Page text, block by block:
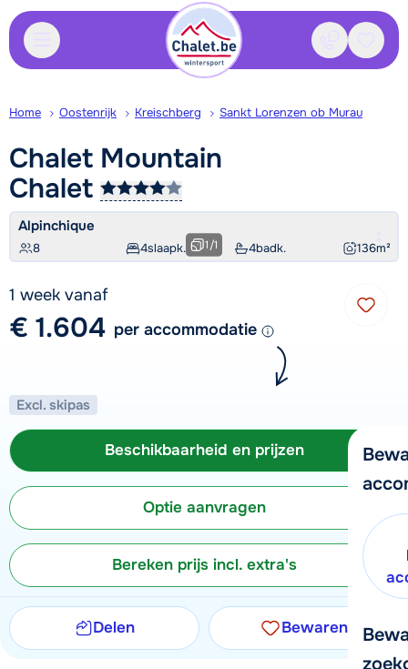
Contact
Home Oostenrijk Kreischberg Sankt Lorenzen ob Murau
Chalet Mountain
Chalet
Alpinchique
8 4slaapk. 4badk. 136m²
1/1
1 week vanaf
€ 1.604 per accommodatie
Excl. skipas
Beschikbaarheid en prijzen
Optie aanvragen
Bereken prijs incl. extra's
Delen Bewaren